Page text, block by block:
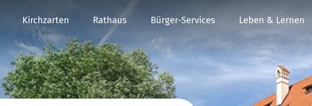
Kirchzarten Rathaus Bürger-Services Leben & Lernen